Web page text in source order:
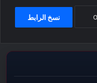
نسخ الرابط